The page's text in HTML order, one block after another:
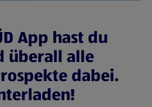
App hast du
überall alle
dabei.